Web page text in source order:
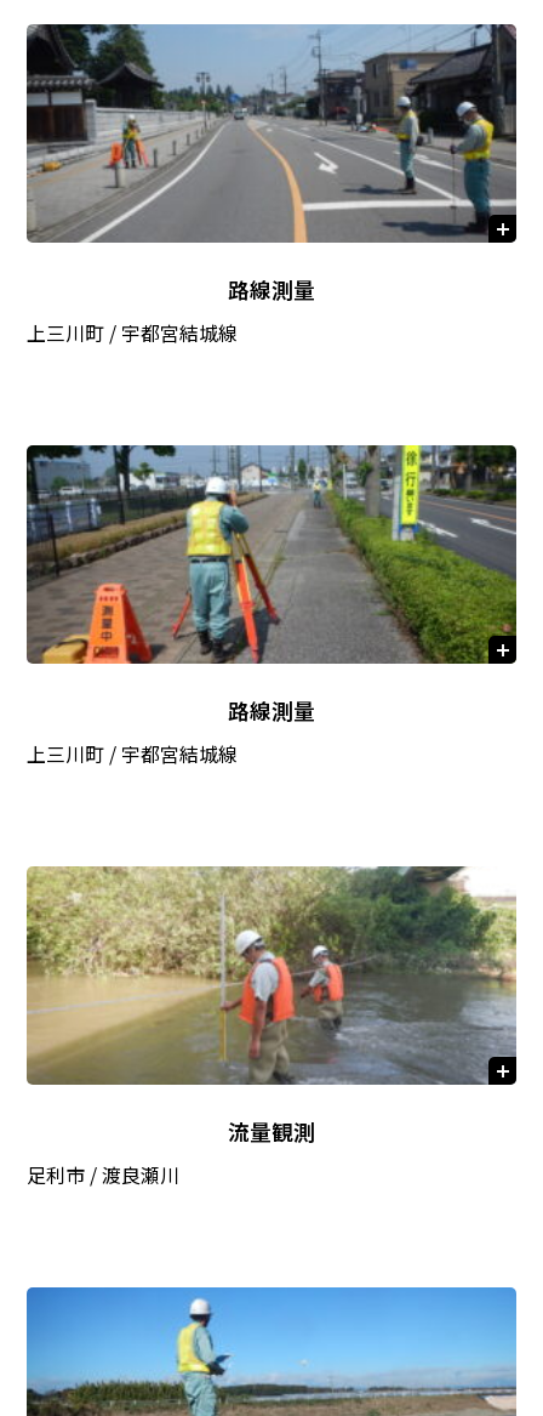
路線測量
上三川町 / 宇都宮結城線
路線測量
上三川町 / 宇都宮結城線
流量観測
足利市 / 渡良瀬川